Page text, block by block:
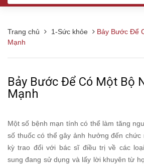
Trang chủ 1-Sức khỏe
Bảy Bước Để
Mạnh
Bảy Bước Để Có Một Bộ
Mạnh
Một số bệnh mạn tính có thể làm tăng
số thuốc có thể gây ảnh hưởng đến chức
kỳ trao đổi với bác sĩ điều trị về các
sung đang sử dụng và lấy lời khuyên từ